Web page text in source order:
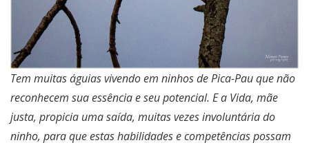
Tem muitas águias vivendo em ninhos de Pica-Pau que não
reconhecem sua essência e seu potencial. E a Vida, mãe
justa, propicia uma saída, muitas vezes involuntária do
ninho, para que estas habilidades e competências possam